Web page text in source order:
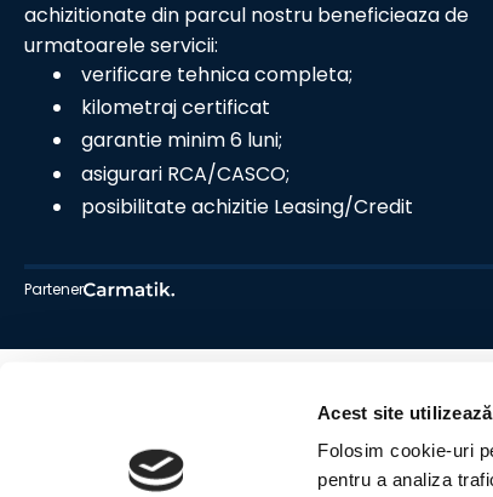
Acest site
Folosim cookie-uri
pentru a analiza
achizitionate din parcul nostru beneficieaza de
urmatoarele servicii:
verificare tehnica completa;
kilometraj certificat
garantie minim 6 luni;
asigurari RCA/CASCO;
posibilitate achizitie Leasing/Credit
Partener